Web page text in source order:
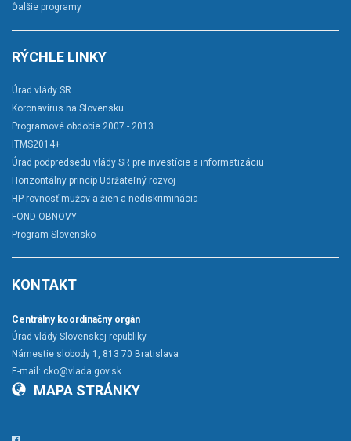
Ďalšie programy
RÝCHLE LINKY
Úrad vlády SR
Koronavírus na Slovensku
Programové obdobie 2007 - 2013
ITMS2014+
Úrad podpredsedu vlády SR pre investície a informatizáciu
Horizontálny princíp Udržateľný rozvoj
HP rovnosť mužov a žien a nediskriminácia
FOND OBNOVY
Program Slovensko
KONTAKT
Centrálny koordinačný orgán
Úrad vlády Slovenskej republiky
Námestie slobody 1, 813 70 Bratislava
E-mail: cko@vlada.gov.sk
MAPA STRÁNKY